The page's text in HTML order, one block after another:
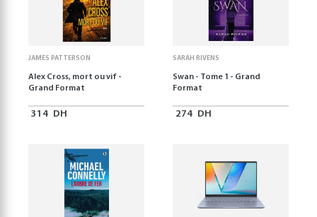
JAMES PATTERSON
Alex Cross, mort ou vif -
Grand Format
314 DH
SARAH RIVENS
Swan - Tome 1 - Grand
Format
274 DH